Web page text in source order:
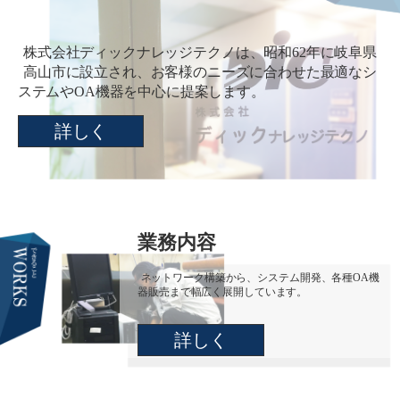
株式会社ディックナレッジテクノは、昭和62年に岐阜県
高山市に設立され、お客様のニーズに合わせた最適なシ
ステムやOA機器を中心に提案します。
詳しく
業務内容
ネットワーク構築から、システム開発、各種OA機
器販売まで幅広く展開しています。
詳しく